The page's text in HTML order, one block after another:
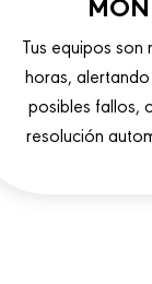
Tus equipos
horas,
posibles fallos,
resolución